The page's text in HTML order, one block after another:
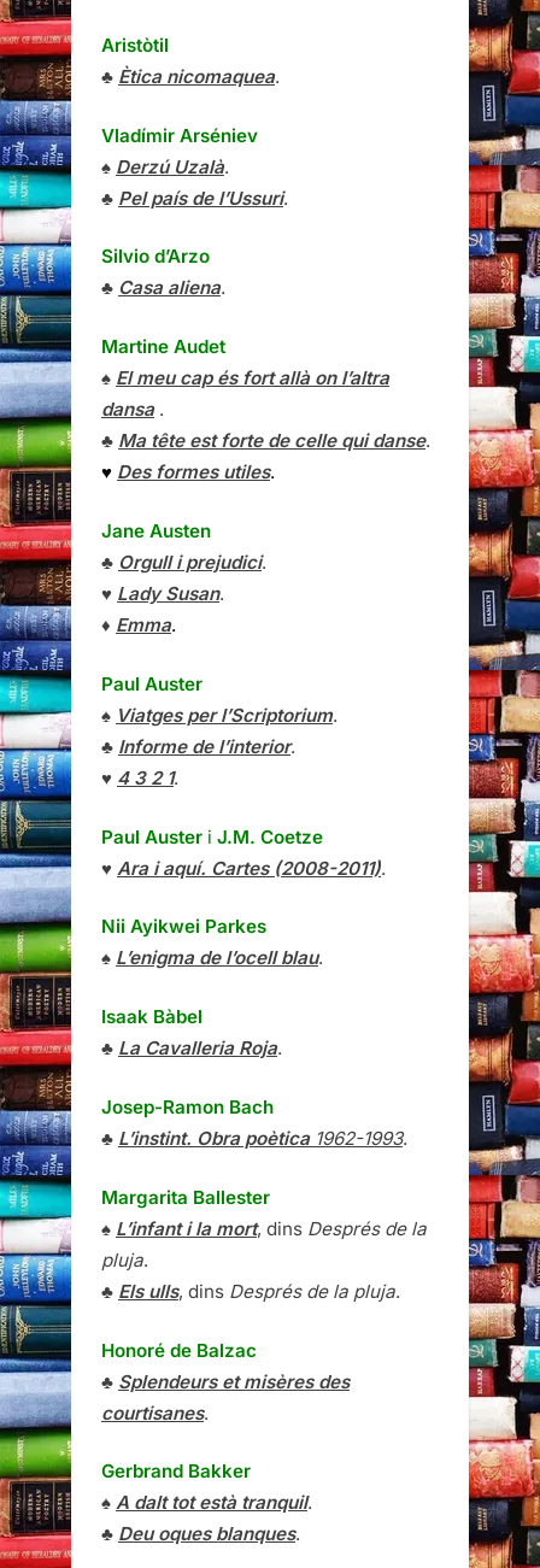
Aristòtil
♣ Ètica nicomaquea.
Vladímir Arséniev
♠ Derzú Uzalà.
♣ Pel país de l’Ussuri.
Silvio d’Arzo
♣ Casa aliena.
Martine Audet
♠ El meu cap és fort allà on l’altra
dansa.
♣ Ma tête est forte de celle qui danse.
♥ Des formes utiles.
Jane Austen
♣ Orgull i prejudici.
♥ Lady Susan.
♦ Emma.
Paul Auster
♠ Viatges per l’Scriptorium.
♣ Informe de l’interior.
♥ 4 3 2 1.
Paul Auster i J.M. Coetze
♥ Ara i aquí. Cartes (2008-2011).
Nii Ayikwei Parkes
♠ L’enigma de l’ocell blau.
Isaak Bàbel
♣ La Cavalleria Roja.
Josep-Ramon Bach
♣ L’instint. Obra poètica1962-1993.
Margarita Ballester
♠ L’infant i la mort, dins Després de la
pluja.
♣ Els ulls, dins Després de la pluja.
Honoré de Balzac
♣ Splendeurs et misères des
courtisanes.
Gerbrand Bakker
♠ A dalt tot està tranquil.
♣ Deu oques blanques.